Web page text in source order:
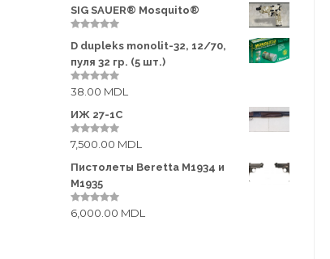
u
o
5
SIG SAUER® Mosquito®
o
u
o
f
D dupleks monolit-32, 12/70,
пуля 32 гр. (5 шт.)
0
u
o
f
38.00 MDL
ИЖ 27-1С
0
u
o
f
7,500.00 MDL
Пистолеты Beretta M1934 и
M1935
0
6,000.00 MDL